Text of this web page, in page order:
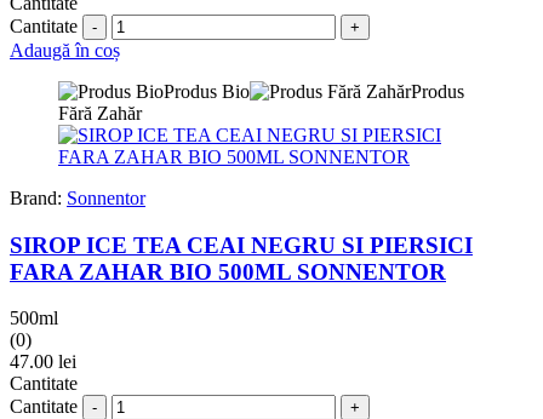
Cantitate
Adaugă în coș
Produs Bio
Produs
Fără Zahăr
Brand: Sonnentor
SIROP ICE TEA CEAI NEGRU SI PIERSICI
FARA ZAHAR BIO 500ML SONNENTOR
500ml
(0)
47.00 lei
Cantitate
Cantitate